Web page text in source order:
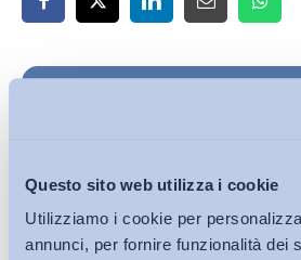
Questo sito web utilizza i cookie
Utilizziamo i cookie per
annunci, per fornire funzionalità dei
Iscriviti alla